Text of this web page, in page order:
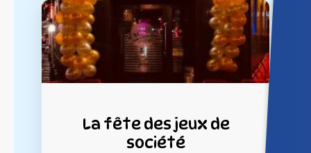
La fête des jeux de
société